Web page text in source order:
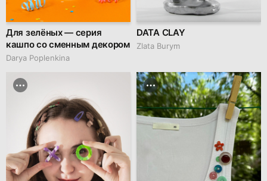
Для зелёных — серия
кашпо со сменным декором
Darya Poplenkina
DATA CLAY
Zlata Burym